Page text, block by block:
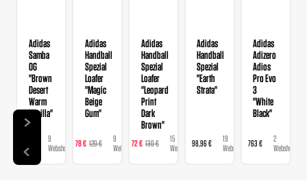
Adidas
Samba
OG
"Brown
Desert
Warm
Vanilla"
9
Webshops
Adidas
Handball
Spezial
Loafer
"Magic
Beige
Gum"
78 € 120 €
9
Webshops
Adidas
Handball
Spezial
Loafer
"Leopard
Print
Dark
Brown"
72 € 130 €
15
Webshops
Adidas
Handball
Spezial
"Earth
Strata"
98,96 €
19
Webshops
Adidas
Adizero
Adios
Pro Evo
3
"White
Black"
763 €
2
Webshops